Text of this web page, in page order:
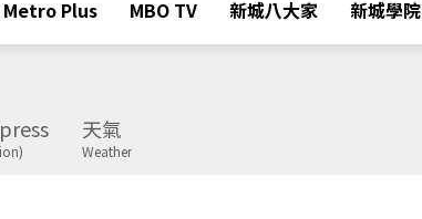
Metro Plus MBO TV 新城八大家 新城學院
天氣
Weather